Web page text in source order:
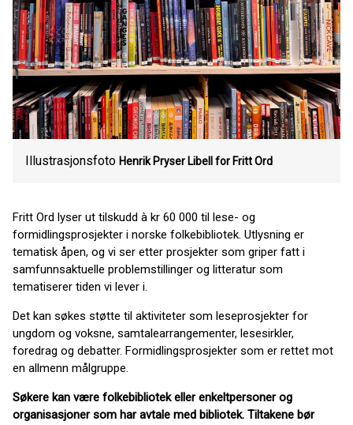
Illustrasjonsfoto Henrik Pryser Libell for Fritt Ord
Fritt Ord lyser ut tilskudd à kr 60 000 til lese- og
formidlingsprosjekter i norske folkebibliotek. Utlysning er
tematisk åpen, og vi ser etter prosjekter som griper fatt i
samfunnsaktuelle problemstillinger og litteratur som
tematiserer tiden vi lever i.
Det kan søkes støtte til aktiviteter som leseprosjekter for
ungdom og voksne, samtalearrangementer, lesesirkler,
foredrag og debatter. Formidlingsprosjekter som er rettet mot
en allmenn målgruppe.
Søkere kan være folkebibliotek eller enkeltpersoner og
organisasjoner som har avtale med bibliotek. Tiltakene bør